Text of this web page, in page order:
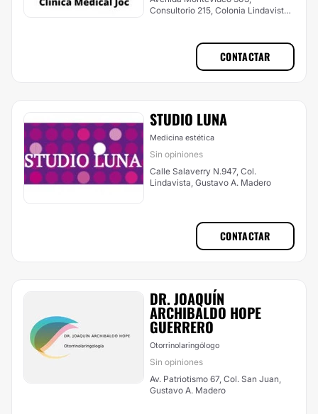
Consultorio 215, Colonia Lindavista,
CONTACTAR
STUDIO LUNA
Medicina estética
Sin opiniones
Calle Salaverry N.947, Col.
Lindavista, Gustavo A. Madero
CONTACTAR
DR. JOAQUÍN
ARCHIBALDO HOPE
GUERRERO
Otorrinolaringólogo
Sin opiniones
Av. Patriotismo 67, Col. San Juan,
Gustavo A. Madero